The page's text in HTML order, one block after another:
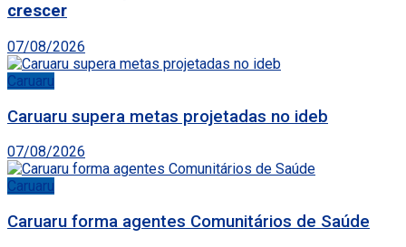
crescer
07/08/2026
Caruaru
Caruaru supera metas projetadas no ideb
07/08/2026
Caruaru
Caruaru forma agentes Comunitários de Saúde